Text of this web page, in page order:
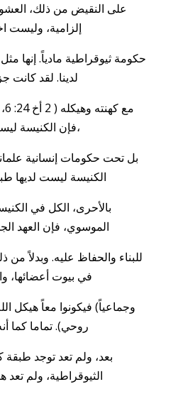
على النقيض من ذلك،
إلزامية، وليست
حكومة ثيوقراطية مادياً. إنها
لدينا. لقد كانت
فإن الكنيسة ليست تحت حكم ثيوقراطي،
بل تحت حكومات إنسانية
الكنيسة ليست لديها
بالأحرى، الكل في
الموسوي، فإن العهد
للبناء والحفاظ عليه. وبدلاً من
في بيوت أعضائها،
وجماعياً) فيكونوا معاً هيكل
روحي). تماما كما
بعد، ولم تعد توجد طبقة
الثيوقراطية، ولم تعد